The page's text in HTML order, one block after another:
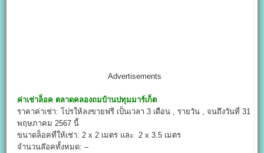
Advertisements
ค่าเช่าล็อค ตลาดคลองถมบ้านปทุมมาร์เก็ต
ราคาค่าเช่า: โปรให้ลงขายฟรี เป็นเวลา 3 เดือน , รายวัน , จนถึงวันที่ 31
พฤษภาคม 2567 นี้
ขนาดล็อคที่ให้เช่า: 2 x 2 เมตร และ 2 x 3.5 เมตร
จำนวนล๊อคทั้งหมด: –